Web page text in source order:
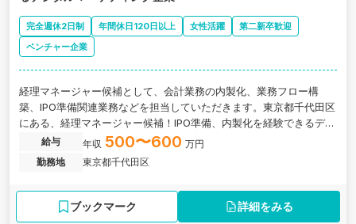
完全週休2日制 年間休日120日以上 女性活躍
第二新卒歓迎
ベンチャー企業
経理マネージャー候補として、会計業務の内製化、業務フロー構
築、IPO準備関連業務などを担当していただきます。東京都千代田区
にある、経理マネージャー候補！IPO準備、内製化を経験できるデジ
タルマーケティング企業です。
給与 年収 500〜600 万円
勤務地
東京都千代田区
ブックマーク 詳細をみる